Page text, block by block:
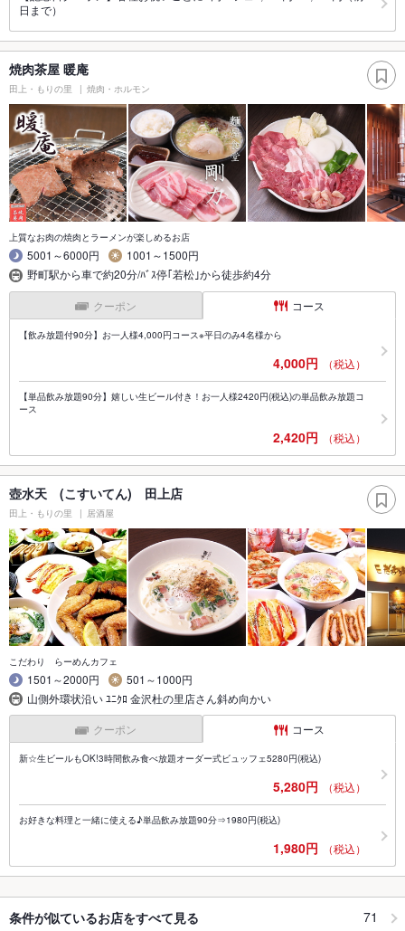
日まで）
焼肉茶屋 暖庵
田上・もりの里 焼肉・ホルモン
上質なお肉の焼肉とラーメンが楽しめるお店
5001～6000円
1001～1500円
野町駅から車で約20分/ﾊﾞｽ停｢若松｣から徒歩約4分
クーポン コース
【飲み放題付90分】お一人様4,000円コース※平日のみ4名様から
4,000円 （税込）
【単品飲み放題90分】嬉しい生ビール付き！お一人様2420円(税込)の単品飲み放題コ
ース
2,420円 （税込）
壺水天 (こすいてん) 田上店
田上・もりの里 居酒屋
こだわり らーめんカフェ
1501～2000円
501～1000円
山側外環状沿い ﾕﾆｸﾛ 金沢杜の里店さん斜め向かい
クーポン コース
新☆生ビールもOK!3時間飲み食べ放題オーダー式ビュッフェ5280円(税込)
5,280円 （税込）
お好きな料理と一緒に使える♪単品飲み放題90分⇒1980円(税込)
1,980円 （税込）
条件が似ているお店をすべて見る 71